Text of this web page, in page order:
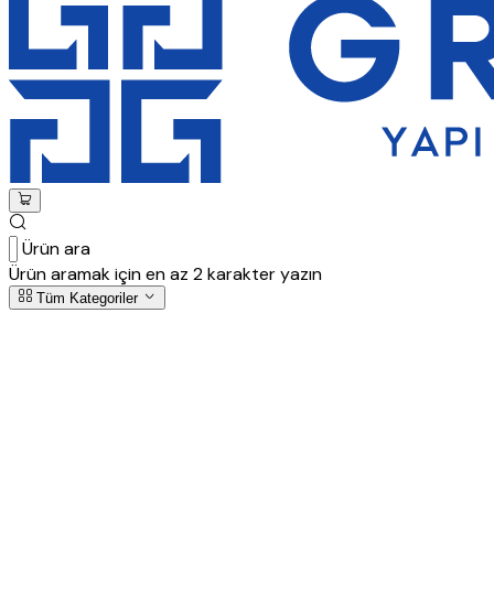
Ürün ara
Ürün aramak için en az 2 karakter yazın
Tüm Kategoriler